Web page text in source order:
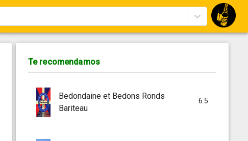
Te recomendamos
Bedondaine et Bedons Ronds
Bariteau
6.5